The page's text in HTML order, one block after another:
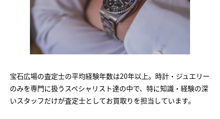
宝石広場の査定士の平均経験年数は20年以上。時計・ジュエリー
のみを専門に扱うスペシャリスト達の中で、特に知識・経験の深
いスタッフだけが査定士としてお買取りを担当しています。